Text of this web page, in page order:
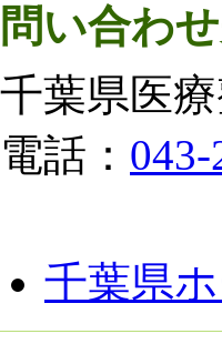
問い合わ
千葉県医
電話： 043-
千葉県